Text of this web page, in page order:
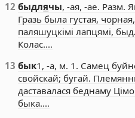
12 быдлячы, -ая, -ае. Разм.
Гразь была густая,
паляшуцкімі лапцямі,
Колас.…
13 бык1, -а, м. 1. Самец
свойскай; бугай.
даставалася беднаму
быка.…